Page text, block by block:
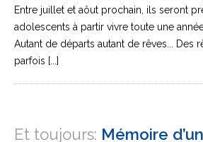
Entre juillet et aôut prochain, ils seront
adolescents à partir vivre toute une
Autant de départs autant de rêves... Des
parfois [...]
Et toujours: Mémoire